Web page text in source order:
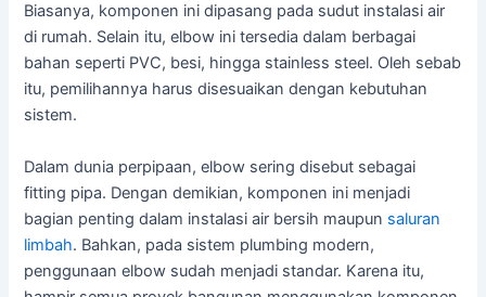
Biasanya, komponen ini dipasang pada sudut instalasi air
di rumah. Selain itu, elbow ini tersedia dalam berbagai
bahan seperti PVC, besi, hingga stainless steel. Oleh sebab
itu, pemilihannya harus disesuaikan dengan kebutuhan
sistem.
Dalam dunia perpipaan, elbow sering disebut sebagai
fitting pipa. Dengan demikian, komponen ini menjadi
bagian penting dalam instalasi air bersih maupun saluran
limbah. Bahkan, pada sistem plumbing modern,
penggunaan elbow sudah menjadi standar. Karena itu,